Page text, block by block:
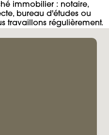
immobilier : notaire,
bureau d'études ou
travaillons régulièrement.